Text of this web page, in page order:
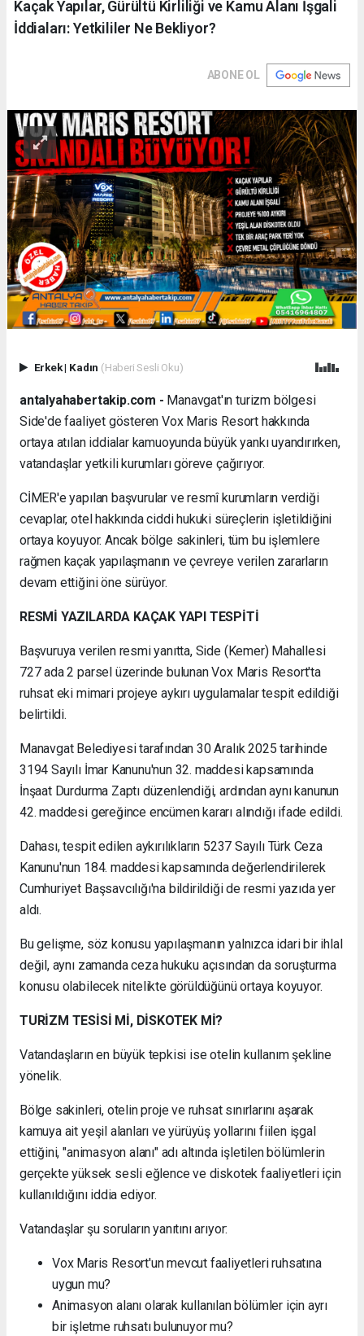
Kaçak Yapılar, Gürültü Kirliliği ve Kamu Alanı İşgali
İddiaları: Yetkililer Ne Bekliyor?
ABONE OL
Erkek| Kadın (Haberi Sesli Oku)
antalyahabertakip.com - Manavgat'ın turizm bölgesi
Side'de faaliyet gösteren Vox Maris Resort hakkında
ortaya atılan iddialar kamuoyunda büyük yankı uyandırırken,
vatandaşlar yetkili kurumları göreve çağırıyor.
CİMER'e yapılan başvurular ve resmî kurumların verdiği
cevaplar, otel hakkında ciddi hukuki süreçlerin işletildiğini
ortaya koyuyor. Ancak bölge sakinleri, tüm bu işlemlere
rağmen kaçak yapılaşmanın ve çevreye verilen zararların
devam ettiğini öne sürüyor.
RESMİ YAZILARDA KAÇAK YAPI TESPİTİ
Başvuruya verilen resmi yanıtta, Side (Kemer) Mahallesi
727 ada 2 parsel üzerinde bulunan Vox Maris Resort'ta
ruhsat eki mimari projeye aykırı uygulamalar tespit edildiği
belirtildi.
Manavgat Belediyesi tarafından 30 Aralık 2025 tarihinde
3194 Sayılı İmar Kanunu'nun 32. maddesi kapsamında
İnşaat Durdurma Zaptı düzenlendiği, ardından aynı kanunun
42. maddesi gereğince encümen kararı alındığı ifade edildi.
Dahası, tespit edilen aykırılıkların 5237 Sayılı Türk Ceza
Kanunu'nun 184. maddesi kapsamında değerlendirilerek
Cumhuriyet Başsavcılığı'na bildirildiği de resmi yazıda yer
aldı.
Bu gelişme, söz konusu yapılaşmanın yalnızca idari bir ihlal
değil, aynı zamanda ceza hukuku açısından da soruşturma
konusu olabilecek nitelikte görüldüğünü ortaya koyuyor.
TURİZM TESİSİ Mİ, DİSKOTEK Mİ?
Vatandaşların en büyük tepkisi ise otelin kullanım şekline
yönelik.
Bölge sakinleri, otelin proje ve ruhsat sınırlarını aşarak
kamuya ait yeşil alanları ve yürüyüş yollarını fiilen işgal
ettiğini, "animasyon alanı" adı altında işletilen bölümlerin
gerçekte yüksek sesli eğlence ve diskotek faaliyetleri için
kullanıldığını iddia ediyor.
Vatandaşlar şu soruların yanıtını arıyor:
Vox Maris Resort'un mevcut faaliyetleri ruhsatına
uygun mu?
Animasyon alanı olarak kullanılan bölümler için ayrı
bir işletme ruhsatı bulunuyor mu?